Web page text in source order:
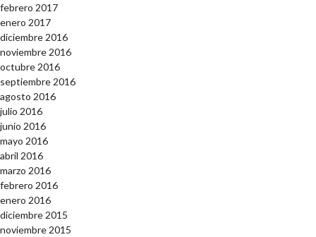
febrero 2017
enero 2017
diciembre 2016
noviembre 2016
octubre 2016
septiembre 2016
agosto 2016
julio 2016
junio 2016
mayo 2016
abril 2016
marzo 2016
febrero 2016
enero 2016
diciembre 2015
noviembre 2015